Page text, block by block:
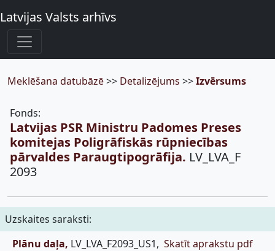
Latvijas Valsts arhīvs
Meklēšana datubāzē>> Detalizējums >>Izvērsums
Fonds:
Latvijas PSR Ministru Padomes Preses
komitejas Poligrāfiskās rūpniecības
pārvaldes Paraugtipogrāfija. LV_LVA_F
2093
Uzskaites saraksti:
Plānu daļa, LV_LVA_F2093_US1, Skatīt aprakstu pdf